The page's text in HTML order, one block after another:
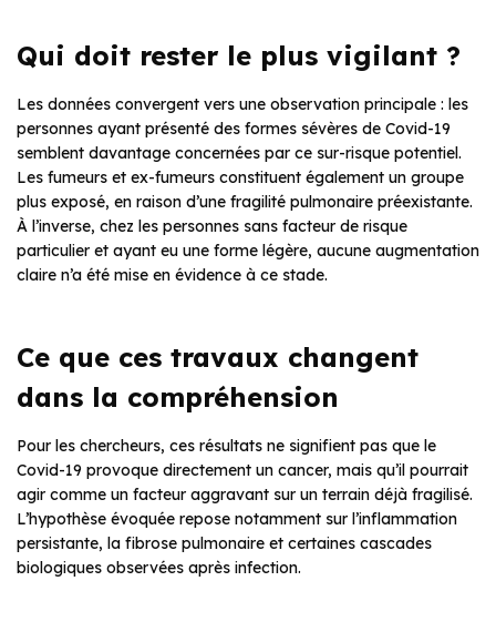
Qui doit rester le plus vigilant ?
Les données convergent vers une observation principale : les
personnes ayant présenté des formes sévères de Covid-19
semblent davantage concernées par ce sur-risque potentiel.
Les fumeurs et ex-fumeurs constituent également un groupe
plus exposé, en raison d’une fragilité pulmonaire préexistante.
À l’inverse, chez les personnes sans facteur de risque
particulier et ayant eu une forme légère, aucune augmentation
claire n’a été mise en évidence à ce stade.
Ce que ces travaux changent
dans la compréhension
Pour les chercheurs, ces résultats ne signifient pas que le
Covid-19 provoque directement un cancer, mais qu’il pourrait
agir comme un facteur aggravant sur un terrain déjà fragilisé.
L’hypothèse évoquée repose notamment sur l’inflammation
persistante, la fibrose pulmonaire et certaines cascades
biologiques observées après infection.